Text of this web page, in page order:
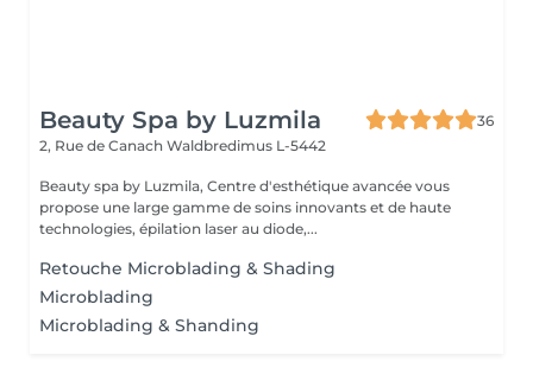
Beauty Spa by Luzmila
36
2, Rue de Canach Waldbredimus L-5442
Beauty spa by Luzmila, Centre d'esthétique avancée vous
propose une large gamme de soins innovants et de haute
technologies, épilation laser au diode,...
Retouche Microblading & Shading
Microblading
Microblading & Shanding